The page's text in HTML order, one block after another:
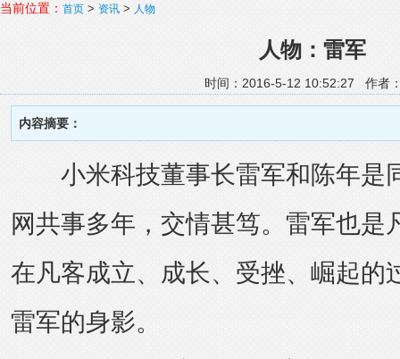
当前位置： 首页 > 资讯 > 人物
人物：雷军
时间：2016-5-12 10:52:27 作
内容摘要：
小米科技董事长雷军和陈年是
网共事多年，交情甚笃。雷军也是
在凡客成立、成长、受挫、崛起的
雷军的身影。